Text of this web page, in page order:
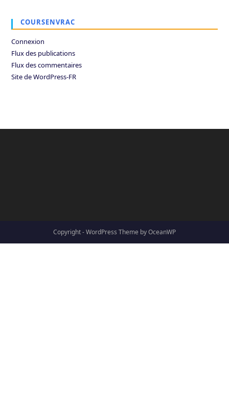
COURSENVRAC
Connexion
Flux des publications
Flux des commentaires
Site de WordPress-FR
Copyright - WordPress Theme by OceanWP